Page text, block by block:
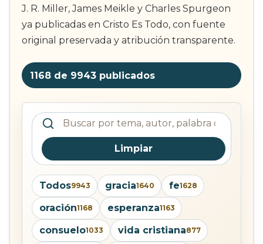
J. R. Miller, James Meikle y Charles Spurgeon
ya publicadas en Cristo Es Todo, con fuente
original preservada y atribución transparente.
1168 de 9943 publicados
Buscar devocionales publicados
Limpiar
Todos9943 gracia1640 fe1628
oración1168 esperanza1163
consuelo1033 vida cristiana877